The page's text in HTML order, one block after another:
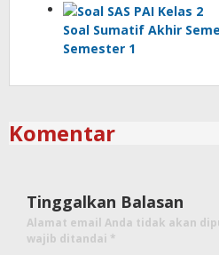
Soal Sumatif Akhir
Semester 1
Komentar
Tinggalkan Balasan
Alamat email Anda tidak akan
wajib ditandai *